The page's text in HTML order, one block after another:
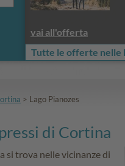
vai all'offerta
Tutte le offerte nelle
> Lago Pianozes
di Cortina
si trova nelle vicinanze di